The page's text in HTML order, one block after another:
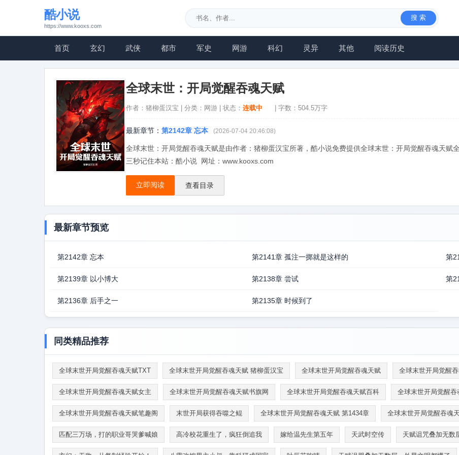
酷小说
https://www.kooxs.com
搜 索
首页 玄幻 武侠 都市 军史 网游 科幻 灵异 其他 阅读历史
全球末世：开局觉醒吞魂天赋
作者： 猪柳蛋汉宝 | 分类：网游 | 状态： 连载中 | 字数：504.5万字
最新章节： 第2142章 忘本 (2026-07-04 20:46:08)
全球末世：开局觉醒吞魂天赋是由作者：猪柳蛋汉宝所著，酷小说免费提供全球末世：开局觉醒吞魂天赋全
三秒记住本站：酷小说 网址：www.kooxs.com
立即阅读 查看目录
最新章节预览
第2142章 忘本 第2141章 孤注一掷就是这样的 第
第2139章 以小博大 第2138章 尝试 第
第2136章 后手之一 第2135章 时候到了
同类精品推荐
全球末世开局觉醒吞魂天赋TXT 全球末世开局觉醒吞魂天赋 猪柳蛋汉宝 全球末世开局觉醒吞魂天赋 全球末世开局觉醒
全球末世开局觉醒吞魂天赋女主 全球末世开局觉醒吞魂天赋书旗网 全球末世开局觉醒吞魂天赋百科 全球末世开局觉醒吞
全球末世开局觉醒吞魂天赋笔趣阁 末世开局获得吞噬之鲲 全球末世开局觉醒吞魂天赋 第1434章 全球末世开局觉醒吞魂
匹配三万场，打的职业哥哭爹喊娘 高冷校花重生了，疯狂倒追我 嫁给温先生第五年 天武时空传 天赋诅咒叠加无数